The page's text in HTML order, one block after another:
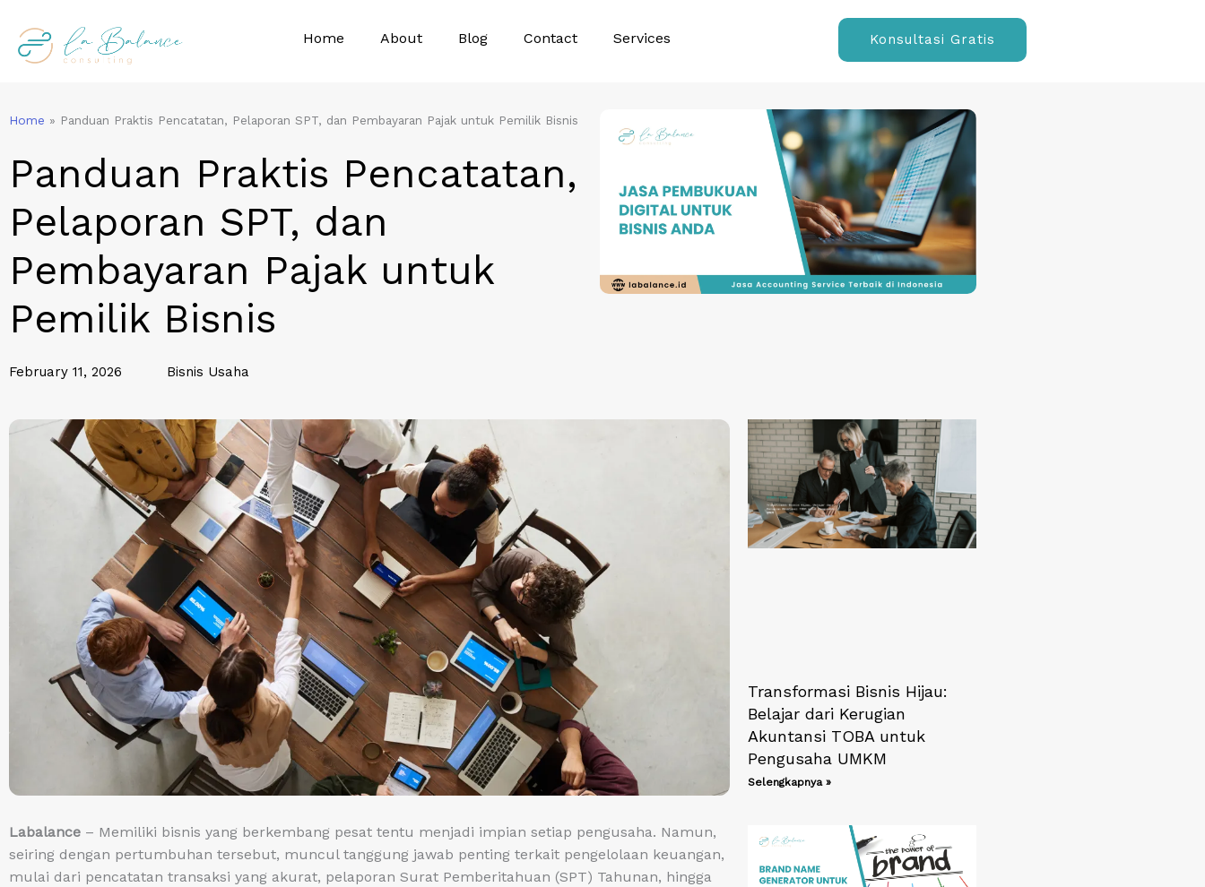
content
Home About Blog Contact Services Konsultasi Gratis
Home » Panduan Praktis Pencatatan, Pelaporan SPT, dan Pembayaran Pajak untuk Pemilik Bisnis
Panduan Praktis Pencatatan,
Pelaporan SPT, dan
Pembayaran Pajak untuk
Pemilik Bisnis
February 11, 2026 Bisnis Usaha
Labalance – Memiliki bisnis yang berkembang pesat tentu menjadi impian setiap pengusaha. Namun,
seiring dengan pertumbuhan tersebut, muncul tanggung jawab penting terkait pengelolaan keuangan,
mulai dari pencatatan transaksi yang akurat, pelaporan Surat Pemberitahuan (SPT) Tahunan, hingga
Transformasi Bisnis Hijau:
Belajar dari Kerugian
Akuntansi TOBA untuk
Pengusaha UMKM
Selengkapnya »